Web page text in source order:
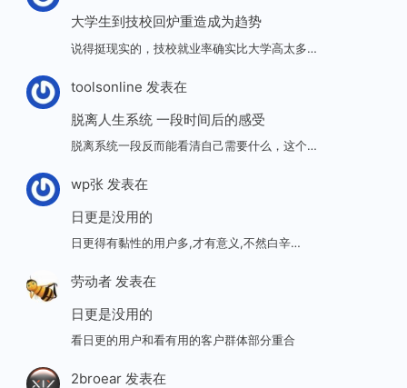
大学生到技校回炉重造成为趋势
说得挺现实的，技校就业率确实比大学高太多…
toolsonline 发表在
脱离人生系统 一段时间后的感受
脱离系统一段反而能看清自己需要什么，这个…
wp张发表在
日更是没用的
日更得有黏性的用户多,才有意义,不然白辛…
劳动者发表在
日更是没用的
看日更的用户和看有用的客户群体部分重合
2broear发表在